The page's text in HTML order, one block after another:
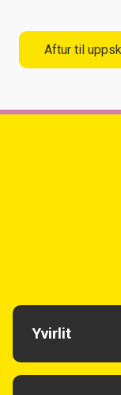
Aftur til
Yvirlit